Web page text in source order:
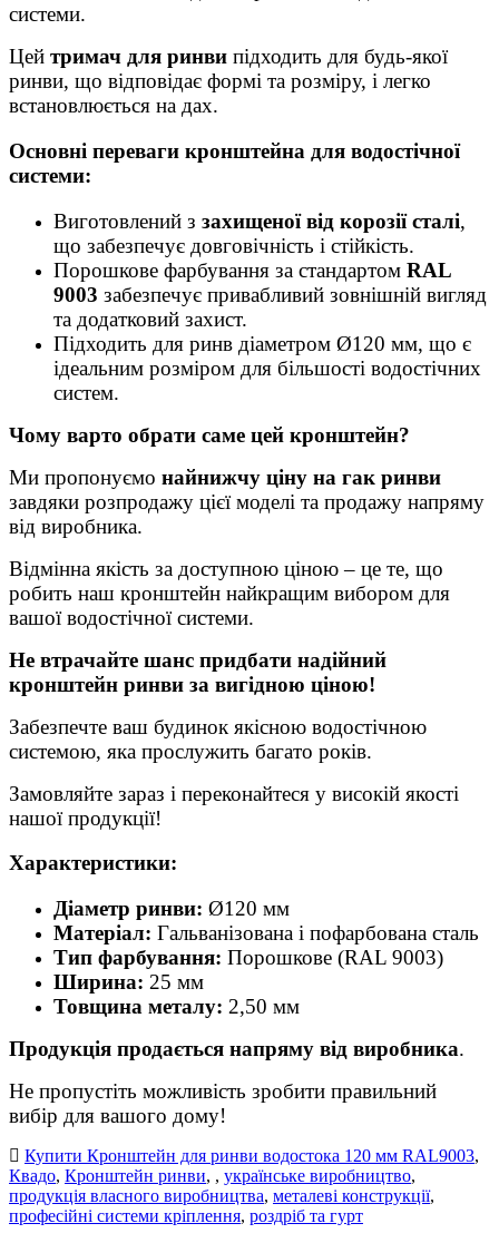
системи.
Цей тримач для ринви підходить для будь-якої
ринви, що відповідає формі та розміру, і легко
встановлюється на дах.
Основні переваги кронштейна для водостічної
системи:
Виготовлений з захищеної від корозії сталі,
що забезпечує довговічність і стійкість.
Порошкове фарбування за стандартом RAL
9003 забезпечує привабливий зовнішній вигляд
та додатковий захист.
Підходить для ринв діаметром Ø120 мм, що є
ідеальним розміром для більшості водостічних
систем.
Чому варто обрати саме цей кронштейн?
Ми пропонуємо найнижчу ціну на гак ринви
завдяки розпродажу цієї моделі та продажу напряму
від виробника.
Відмінна якість за доступною ціною – це те, що
робить наш кронштейн найкращим вибором для
вашої водостічної системи.
Не втрачайте шанс придбати надійний
кронштейн ринви за вигідною ціною!
Забезпечте ваш будинок якісною водостічною
системою, яка прослужить багато років.
Замовляйте зараз і переконайтеся у високій якості
нашої продукції!
Характеристики:
Діаметр ринви: Ø120 мм
Матеріал: Гальванізована і пофарбована сталь
Тип фарбування: Порошкове (RAL 9003)
Ширина: 25 мм
Товщина металу: 2,50 мм
Продукція продається напряму від виробника.
Не пропустіть можливість зробити правильний
вибір для вашого дому!
Купити Кронштейн для ринви водостока 120 мм RAL9003,
Квадо, Кронштейн ринви, , українське виробництво,
продукція власного виробництва, металеві конструкції,
професійні системи кріплення, роздріб та гурт